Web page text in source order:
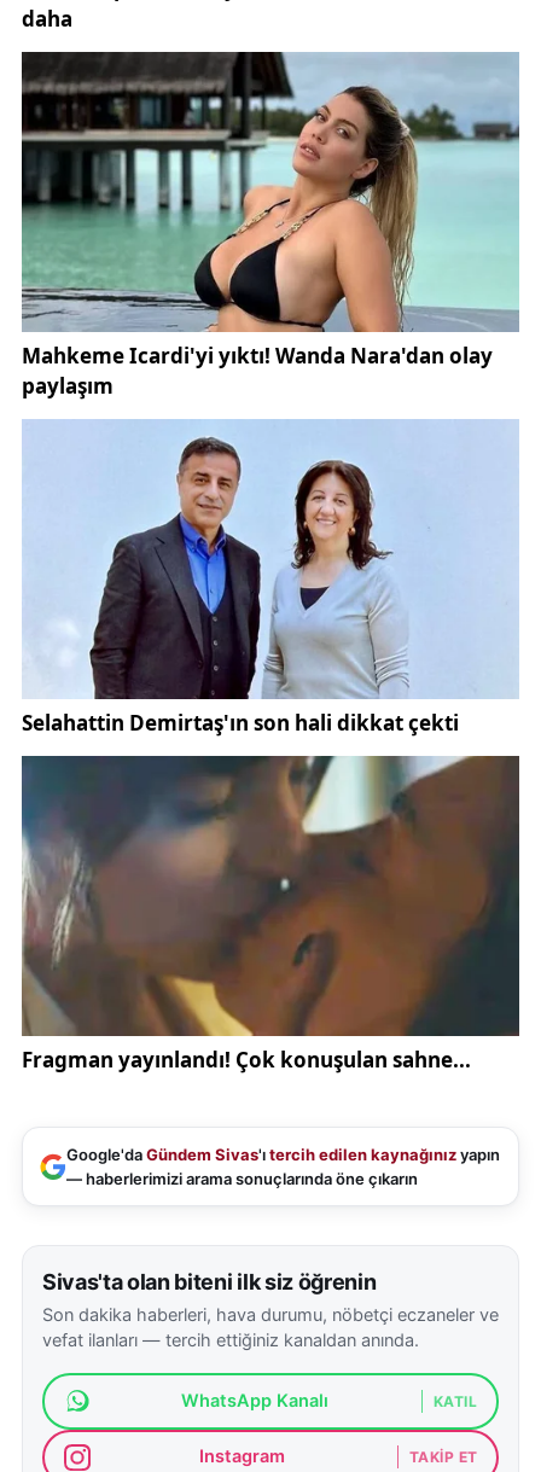
herkesi ziyaret ettiğini ama Kıbrıs’a göreve gittiğini
söylemediğinden bahsederek, “Adem Yavuz şehit
düşünce ben 2 yıllık evliydim. Gitmeden önce geldi
hepimizi ziyaret etti, bizlere harçlık verdi ve gitti.
Bize Kıbrıs’a gittiğini söylemedi. Daha sonrasında
şehit haberi geldi, biz yıkıldık. Annesi felçliydi ve
Adem Yavuz annesine çok düşkündü, bambaşka bir
insandı. Biz onu hiç unutamıyoruz, elbiseleri hala
evlerimizde asılı” diye konuştu.
“Kıbrıs’a gideceğini ailesinden ve arkadaşlarından
Şehit gazetecinin arkadaşı Şemsettin Özkan, Adem
Yavuz’un tüm Türkiye için önemli birisi olduğundan
bahsederek, “Adem Yavuz'la ben görev yaparken
görüştük. Kıbrıs’a gideceğini ailesinden ve
arkadaşlarından saklamıştı. Biz şehit haberini
aldığımızda halk olarak çok üzüldük. Önce Adana da
müdahale edildi. Dünyanın her yerinden çeşitli
doktorlar ve profesörler geldi. Yapılan tedaviye yanıt
vermedi ve şehit oldu. Her zaman uğrardı köye,
annesini ziyaret ederdi. Dedem köyün imamıydı o
zaman, Adem Yavuz gelir ondan köy halkı hakkında
bilgiler alırdı. Çok sevecen ve iyi bir insandı. Türkiye
için büyük bir kayıp oldu” ifadelerini kullandı.
Google'daGündem Sivas'ıtercih edilen kaynağınızyapın
— haberlerimizi arama sonuçlarında öne çıkarın
Sivas'ta olan biteni ilk siz öğrenin
Son dakika haberleri, hava durumu, nöbetçi eczaneler ve
vefat ilanları — tercih ettiğiniz kanaldan anında.
WhatsApp Kanalı KATIL
Instagram TAKIP ET